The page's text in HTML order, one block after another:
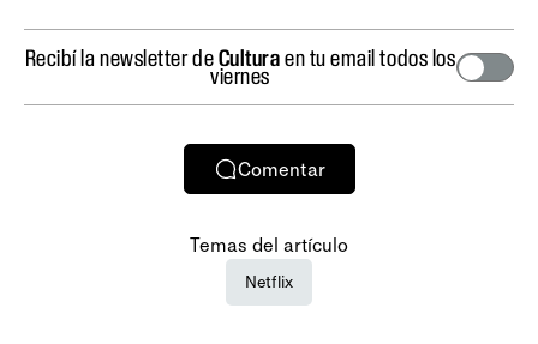
Recibí la newsletter deCulturaen tu email todos los
viernes
Comentar
Temas del artículo
Netflix